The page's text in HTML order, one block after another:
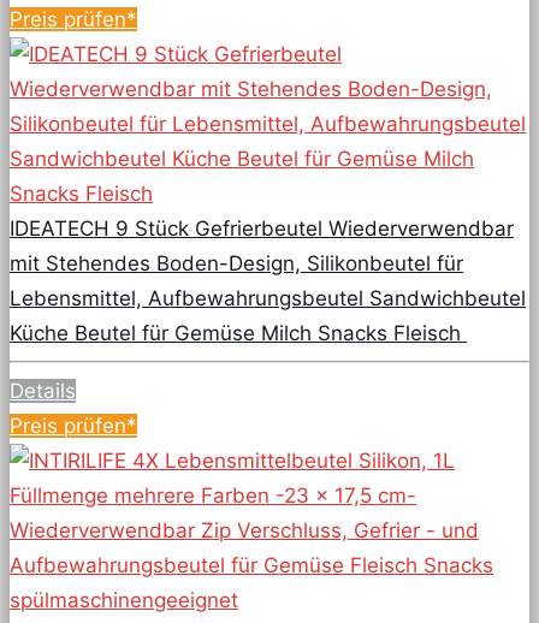
Preis prüfen*
IDEATECH 9 Stück Gefrierbeutel Wiederverwendbar
mit Stehendes Boden-Design, Silikonbeutel für
Lebensmittel, Aufbewahrungsbeutel Sandwichbeutel
Küche Beutel für Gemüse Milch Snacks Fleisch
Details
Preis prüfen*